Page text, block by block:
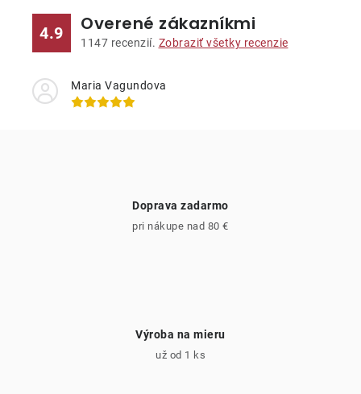
4.9 Overené zákazníkmi
1147 recenzií. Zobraziť všetky recenzie
Maria Vagundova
Doprava zadarmo
pri nákupe nad 80 €
Výroba na mieru
už od 1 ks